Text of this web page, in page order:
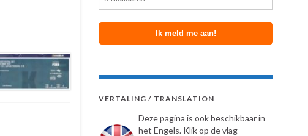
VERTALING / TRANSLATION
Deze pagina is ook beschikbaar in
het Engels. Klik op de vlag